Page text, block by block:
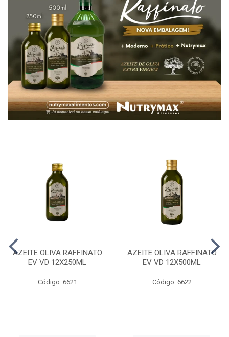
AZEITE OLIVA RAFFINATO
EV VD 12X250ML
Código: 6621
AZEITE OLIVA RAFFINATO
EV VD 12X500ML
Código: 6622